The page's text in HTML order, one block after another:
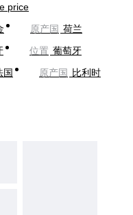
price
原产国 荷兰
位置 葡萄牙
国 原产国
比利时